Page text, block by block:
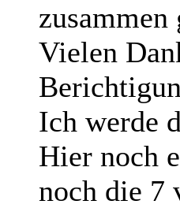
Vielen
Ich werde
Hier noch
noch die 7